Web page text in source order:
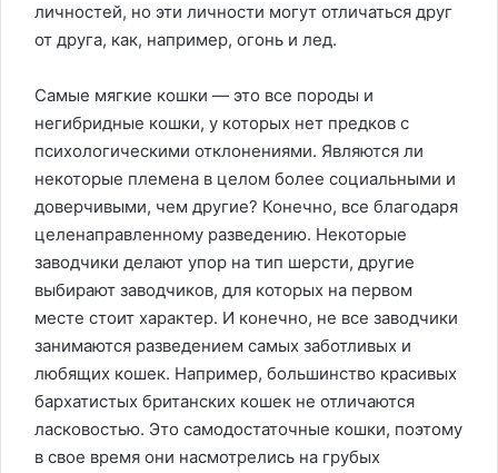
личностей, но эти личности могут отличаться друг
от друга, как, например, огонь и лед.
Самые мягкие кошки — это все породы и
негибридные кошки, у которых нет предков с
психологическими отклонениями. Являются ли
некоторые племена в целом более социальными и
доверчивыми, чем другие? Конечно, все благодаря
целенаправленному разведению. Некоторые
заводчики делают упор на тип шерсти, другие
выбирают заводчиков, для которых на первом
месте стоит характер. И конечно, не все заводчики
занимаются разведением самых заботливых и
любящих кошек. Например, большинство красивых
бархатистых британских кошек не отличаются
ласковостью. Это самодостаточные кошки, поэтому
в свое время они насмотрелись на грубых